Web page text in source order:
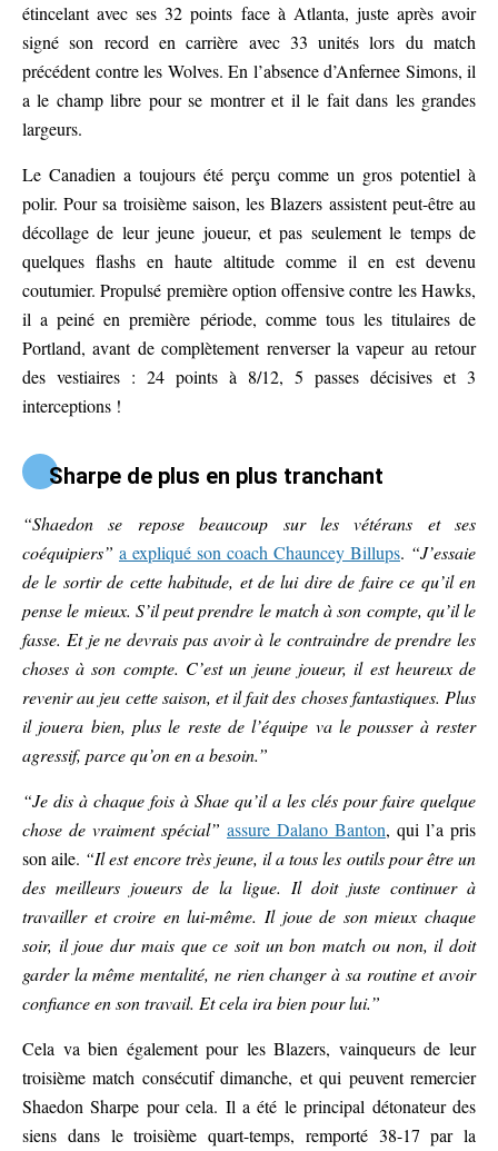
étincelant avec ses 32 points face à Atlanta, juste après avoir
signé son record en carrière avec 33 unités lors du match
précédent contre les Wolves. En l’absence d’Anfernee Simons, il
a le champ libre pour se montrer et il le fait dans les grandes
largeurs.
Le Canadien a toujours été perçu comme un gros potentiel à
polir. Pour sa troisième saison, les Blazers assistent peut-être au
décollage de leur jeune joueur, et pas seulement le temps de
quelques flashs en haute altitude comme il en est devenu
coutumier. Propulsé première option offensive contre les Hawks,
il a peiné en première période, comme tous les titulaires de
Portland, avant de complètement renverser la vapeur au retour
des vestiaires : 24 points à 8/12, 5 passes décisives et 3
interceptions !
Sharpe de plus en plus tranchant
“Shaedon se repose beaucoup sur les vétérans et ses
coéquipiers” a expliqué son coach Chauncey Billups. “J’essaie
de le sortir de cette habitude, et de lui dire de faire ce qu’il en
pense le mieux. S’il peut prendre le match à son compte, qu’il le
fasse. Et je ne devrais pas avoir à le contraindre de prendre les
choses à son compte. C’est un jeune joueur, il est heureux de
revenir au jeu cette saison, et il fait des choses fantastiques. Plus
il jouera bien, plus le reste de l’équipe va le pousser à rester
agressif, parce qu’on en a besoin.”
“Je dis à chaque fois à Shae qu’il a les clés pour faire quelque
chose de vraiment spécial” assure Dalano Banton, qui l’a pris
son aile. “Il est encore très jeune, il a tous les outils pour être un
des meilleurs joueurs de la ligue. Il doit juste continuer à
travailler et croire en lui-même. Il joue de son mieux chaque
soir, il joue dur mais que ce soit un bon match ou non, il doit
garder la même mentalité, ne rien changer à sa routine et avoir
confiance en son travail. Et cela ira bien pour lui.”
Cela va bien également pour les Blazers, vainqueurs de leur
troisième match consécutif dimanche, et qui peuvent remercier
Shaedon Sharpe pour cela. Il a été le principal détonateur des
siens dans le troisième quart-temps, remporté 38-17 par la